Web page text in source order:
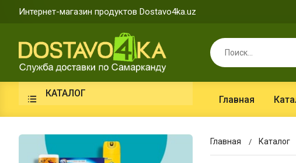
Интернет-магазин продуктов Dostavo4ka.uz
КАТАЛОГ
Главная
Главная Каталог